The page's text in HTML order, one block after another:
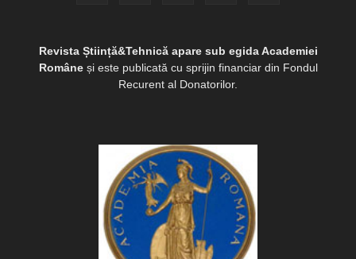
Revista Știință&Tehnică apare sub egida Academiei
Româneși este publicată cu sprijin financiar din Fondul
Recurent al Donatorilor.